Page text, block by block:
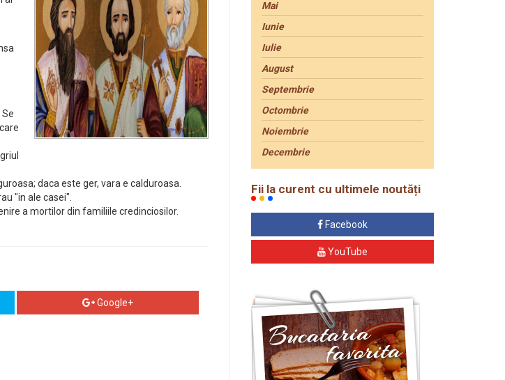
daca este ger, vara e calduroasa.
"in ale casei".
a mortilor din familiile credinciosilor.
Google+
Mai
Iunie
Iulie
August
Septembrie
Octombrie
Noiembrie
Decembrie
Fii la curent cu ultimele noutăți
Facebook
YouTube